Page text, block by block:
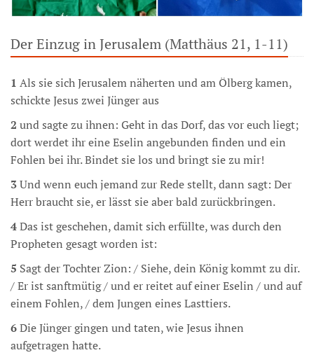
Der Einzug in Jerusalem (Matthäus 21, 1-11)
1 Als sie sich Jerusalem näherten und am Ölberg kamen,
schickte Jesus zwei Jünger aus
2 und sagte zu ihnen: Geht in das Dorf, das vor euch liegt;
dort werdet ihr eine Eselin angebunden finden und ein
Fohlen bei ihr. Bindet sie los und bringt sie zu mir!
3Und wenn euch jemand zur Rede stellt, dann sagt: Der
Herr braucht sie, er lässt sie aber bald zurückbringen.
4Das ist geschehen, damit sich erfüllte, was durch den
Propheten gesagt worden ist:
5 Sagt der Tochter Zion: / Siehe, dein König kommt zu dir.
/ Er ist sanftmütig / und er reitet auf einer Eselin / und auf
einem Fohlen, / dem Jungen eines Lasttiers.
6Die Jünger gingen und taten, wie Jesus ihnen
aufgetragen hatte.